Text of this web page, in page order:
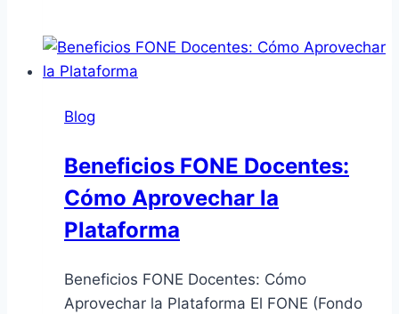
Blog
Beneficios FONE Docentes:
Cómo Aprovechar la
Plataforma
Beneficios FONE Docentes: Cómo
Aprovechar la Plataforma El FONE (Fondo